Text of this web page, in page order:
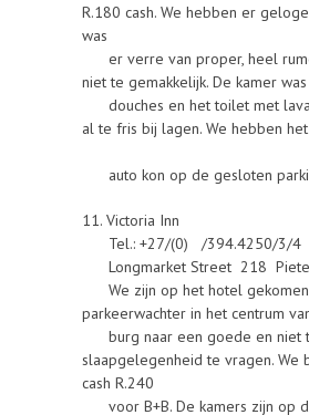
R.180 cash. We hebben er
was
er verre van proper, heel
niet te gemakkelijk. De kamer
douches en het toilet met
al te fris bij lagen. We hebben
auto kon op de gesloten
11. Victoria Inn
Tel.: +27/(0) /394.4250/3/4
Longmarket Street 218
We zijn op het hotel gekomen
parkeerwachter in het centrum
burg naar een goede en niet
slaapgelegenheid te vragen. We
cash R.240
voor B+B. De kamers zijn op